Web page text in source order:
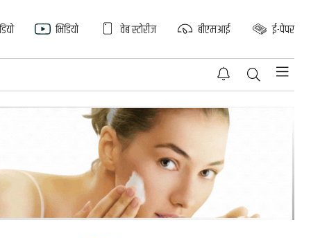
भिडियो वेब स्टोरीज बीएमआई ई-पेपर